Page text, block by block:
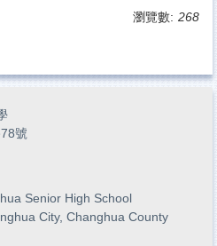
瀏覽數: 268
號
Senior High School
City, Changhua County